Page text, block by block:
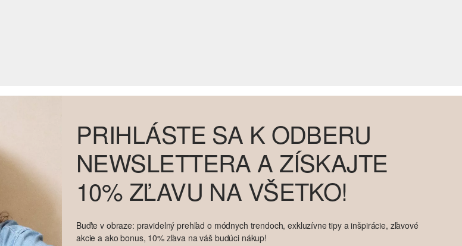
PRIHLÁSTE SA K ODBERU
NEWSLETTERA A ZÍSKAJTE
10% ZĽAVU NA VŠETKO!
Buďte v obraze: pravidelný prehľad o módnych trendoch, exkluzívne tipy a inšpirácie, zľavové
akcie a ako bonus, 10% zľava na váš budúci nákup!